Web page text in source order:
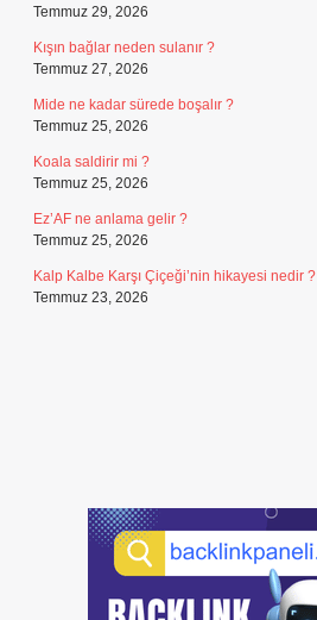
Temmuz 29, 2026
Kışın bağlar neden sulanır ?
Temmuz 27, 2026
Mide ne kadar sürede boşalır ?
Temmuz 25, 2026
Koala saldirir mi ?
Temmuz 25, 2026
Ez’AF ne anlama gelir ?
Temmuz 25, 2026
Kalp Kalbe Karşı Çiçeği’nin hikayesi nedir ?
Temmuz 23, 2026